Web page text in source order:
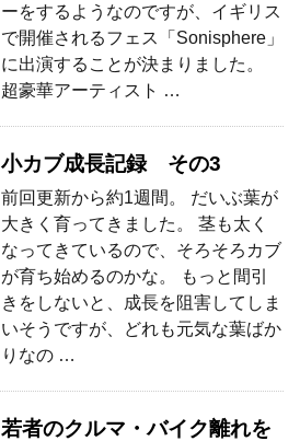
ーをするようなのですが、イギリス
で開催されるフェス「Sonisphere」
に出演することが決まりました。
超豪華アーティスト …
小カブ成長記録 その3
前回更新から約1週間。 だいぶ葉が
大きく育ってきました。 茎も太く
なってきているので、そろそろカブ
が育ち始めるのかな。 もっと間引
きをしないと、成長を阻害してしま
いそうですが、どれも元気な葉ばか
りなの …
若者のクルマ・バイク離れを